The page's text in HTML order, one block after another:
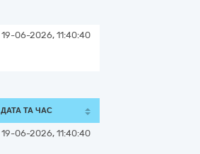
19-06-2026, 11:40:40
ДАТА ТА ЧАС
19-06-2026, 11:40:40